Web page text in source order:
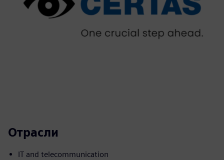
Отрасли
IT and telecommunication